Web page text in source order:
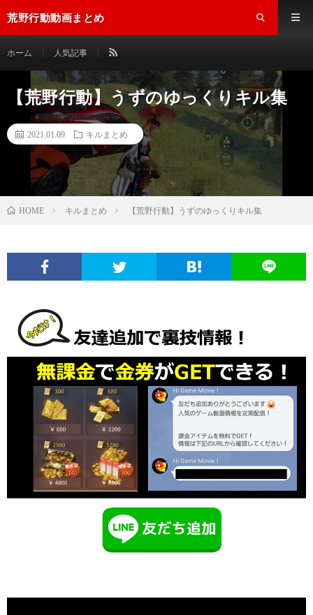
荒野行動動画まとめ
ホーム 人気記事
【荒野行動】うずのゆっくりキル集
2021.01.09 キルまとめ
HOME キルまとめ 【荒野行動】うずのゆっくりキル集